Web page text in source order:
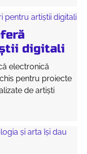
digitali
electronică
pentru proiecte
de artiști